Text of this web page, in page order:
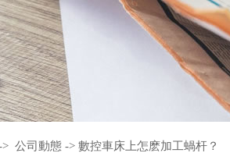
> 公司動態 -> 數控車床上怎麽加工蝸杆？